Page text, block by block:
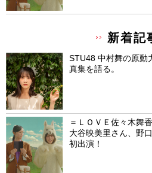
新着記
STU48 中村舞の原動
真集を語る。
＝ＬＯＶＥ佐々木舞
大谷映美里さん、野
初出演！